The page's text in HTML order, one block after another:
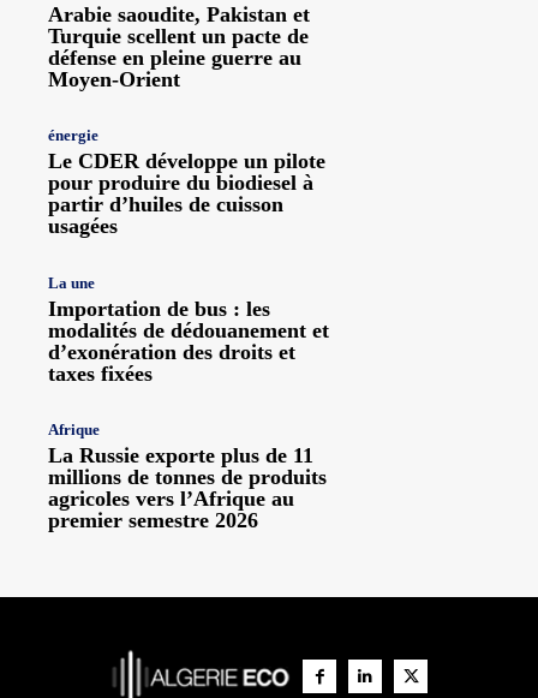
Arabie saoudite, Pakistan et
Turquie scellent un pacte de
défense en pleine guerre au
Moyen-Orient
énergie
Le CDER développe un pilote
pour produire du biodiesel à
partir d’huiles de cuisson
usagées
La une
Importation de bus : les
modalités de dédouanement et
d’exonération des droits et
taxes fixées
Afrique
La Russie exporte plus de 11
millions de tonnes de produits
agricoles vers l’Afrique au
premier semestre 2026